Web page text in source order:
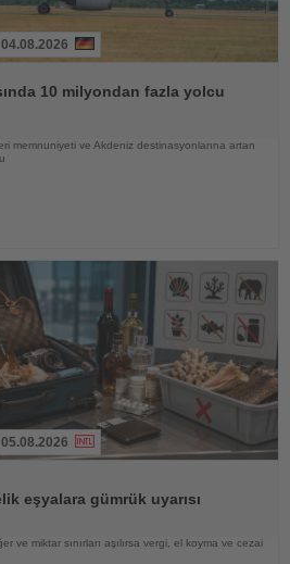
04.08.2026
10 milyondan fazla yolcu
memnuniyeti ve Akdeniz destinasyonlarına artan
05.08.2026
eşyalara gümrük uyarısı
ve miktar sınırları aşılırsa vergi, el koyma ve cezai